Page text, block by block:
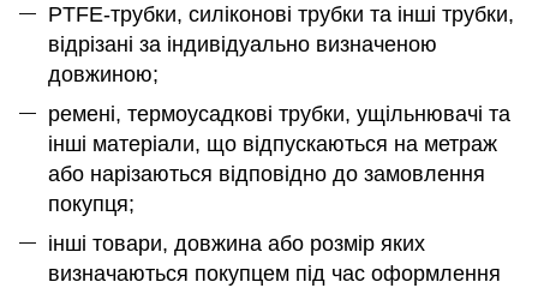
PTFE-трубки, силіконові трубки та інші трубки,
відрізані за індивідуально визначеною
довжиною;
ремені, термоусадкові трубки, ущільнювачі та
інші матеріали, що відпускаються на метраж
або нарізаються відповідно до замовлення
покупця;
інші товари, довжина або розмір яких
визначаються покупцем під час оформлення